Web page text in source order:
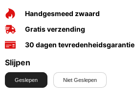
Handgesmeed zwaard
Gratis verzending
30 dagen tevredenheidsgarantie
Slijpen
Geslepen Niet Geslepen